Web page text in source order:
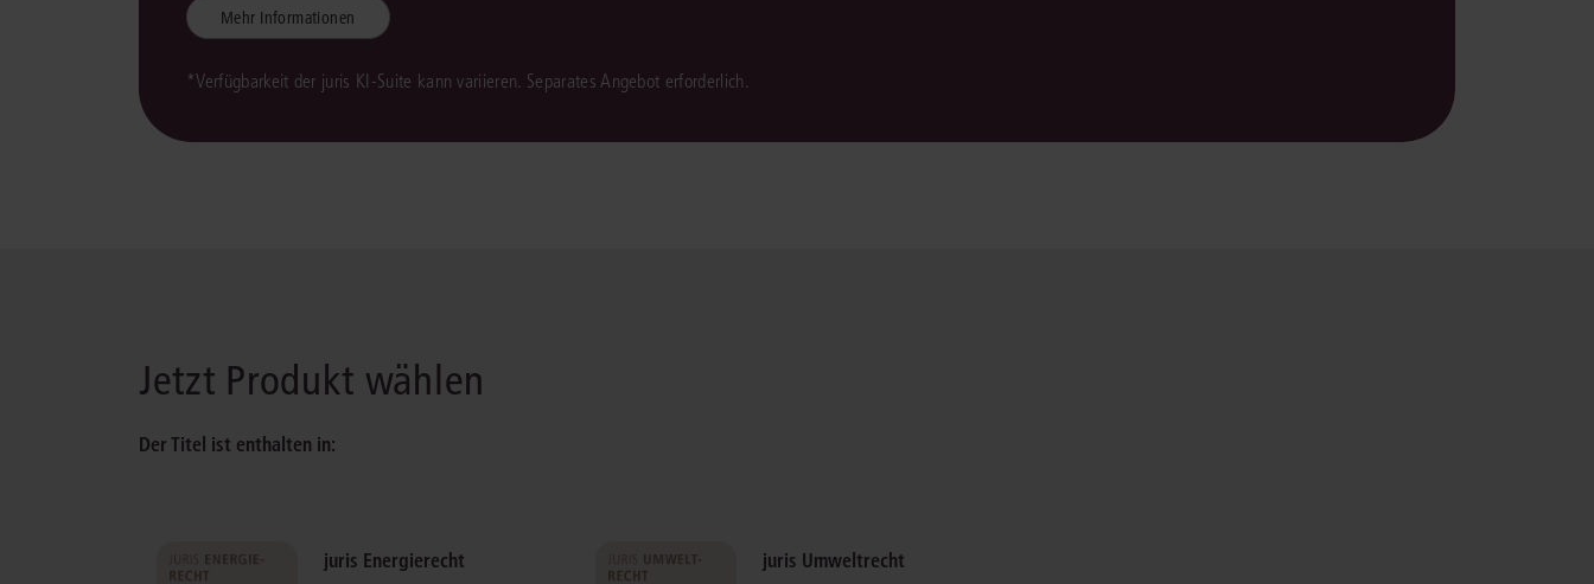
Mehr Informationen
*Verfügbarkeit der juris KI-Suite kann variieren. Separates Angebot erforderlich.
Jetzt Produkt wählen
Der Titel ist enthalten in:
juris Energierecht juris Umweltrecht